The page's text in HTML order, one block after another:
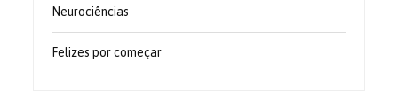
Neurociências
Felizes por começar